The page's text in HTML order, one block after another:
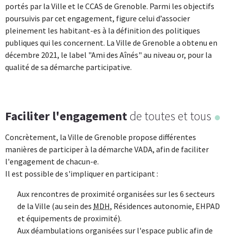
portés par la Ville et le CCAS de Grenoble. Parmi les objectifs
poursuivis par cet engagement, figure celui d’associer
pleinement les habitant-es à la définition des politiques
publiques qui les concernent. La Ville de Grenoble a obtenu en
décembre 2021, le label "Ami des Aînés" au niveau or, pour la
qualité de sa démarche participative.
Faciliter l'engagementde toutes et tous
Concrètement, la Ville de Grenoble propose différentes
manières de participer à la démarche VADA, afin de faciliter
l'engagement de chacun-e.
Il est possible de s'impliquer en participant :
Aux rencontres de proximité organisées sur les 6 secteurs
de la Ville (au sein des MDH, Résidences autonomie, EHPAD
et équipements de proximité).
Aux déambulations organisées sur l'espace public afin de